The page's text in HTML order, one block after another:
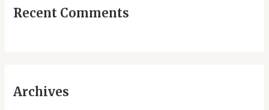
Recent Comments
Archives